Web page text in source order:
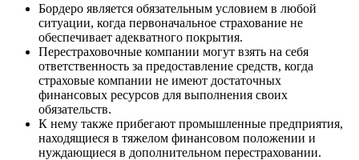
Бордеро является обязательным условием в любой
ситуации, когда первоначальное страхование не
обеспечивает адекватного покрытия.
Перестраховочные компании могут взять на себя
ответственность за предоставление средств, когда
страховые компании не имеют достаточных
финансовых ресурсов для выполнения своих
обязательств.
К нему также прибегают промышленные предприятия,
находящиеся в тяжелом финансовом положении и
нуждающиеся в дополнительном перестраховании.